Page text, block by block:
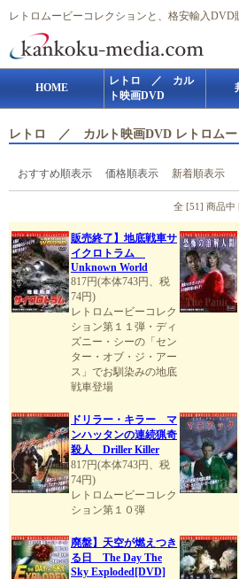
レトロムービーコレクションと、格安輸入DVD
HOME
レトロ ／ カル
ト映画DVD
レトロ ／ カルト映画DVD レトロムー
おすすめ順表示 価格順表示 新着順表示
全 [51] 商品中
販売終了】地底戦車サ
イクロトラム
Unknown World
817円(本体743円、税
74円)
レトロムービーコレク
ション第１１弾・ディ
ズニー・シーの「セン
ター・オブ・ジ・アー
ス」でお馴染みの地底
戦車登場
ドリラー・キラー マ
ンハッタンの連続猟奇
殺人 Driller Killer
817円(本体743円、税
74円)
レトロムービーコレク
ション第１０弾
廃盤】天空が燃えつき
る日 The Day The
Sky Exploded[DVD]